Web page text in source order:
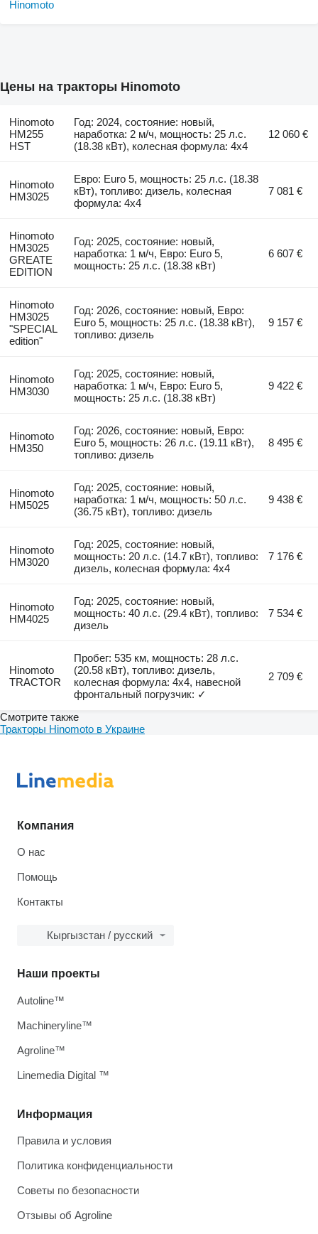
Цены на тракторы Hinomoto
Hinomoto
HM255
HST
Год: 2024, состояние: новый,
наработка: 2 м/ч, мощность: 25 л.с.
(18.38 кВт), колесная формула: 4x4
12 060 €
Hinomoto
HM3025
Евро: Euro 5, мощность: 25 л.с. (18.38
кВт), топливо: дизель, колесная
формула: 4x4
7 081 €
Hinomoto
HM3025
GREATE
EDITION
Год: 2025, состояние: новый,
наработка: 1 м/ч, Евро: Euro 5,
мощность: 25 л.с. (18.38 кВт)
6 607 €
Hinomoto
HM3025
"SPECIAL
edition"
Год: 2026, состояние: новый, Евро:
Euro 5, мощность: 25 л.с. (18.38 кВт),
топливо: дизель
9 157 €
Hinomoto
HM3030
Год: 2025, состояние: новый,
наработка: 1 м/ч, Евро: Euro 5,
мощность: 25 л.с. (18.38 кВт)
9 422 €
Hinomoto
HM350
Год: 2026, состояние: новый, Евро:
Euro 5, мощность: 26 л.с. (19.11 кВт),
топливо: дизель
8 495 €
Hinomoto
HM5025
Год: 2025, состояние: новый,
наработка: 1 м/ч, мощность: 50 л.с.
(36.75 кВт), топливо: дизель
9 438 €
Hinomoto
HM3020
Год: 2025, состояние: новый,
мощность: 20 л.с. (14.7 кВт), топливо:
дизель, колесная формула: 4x4
7 176 €
Hinomoto
HM4025
Год: 2025, состояние: новый,
мощность: 40 л.с. (29.4 кВт), топливо:
дизель
7 534 €
Hinomoto
TRACTOR
Пробег: 535 км, мощность: 28 л.с.
(20.58 кВт), топливо: дизель,
колесная формула: 4x4, навесной
фронтальный погрузчик: ✓
2 709 €
Смотрите также
Тракторы Hinomoto в Украине
Компания
О нас
Помощь
Контакты
Кыргызстан / русский
Информация
Правила и условия
Политика конфиденциальности
Советы по безопасности
Отзывы об Agroline
Наши проекты
Autoline™
Machineryline™
Agroline™
Linemedia Digital ™